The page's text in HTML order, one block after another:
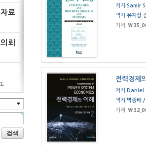
료
뢰
검색
저자Samir
역자유지상
가격
전력경제
저자 Daniel
역자 박종배
가격